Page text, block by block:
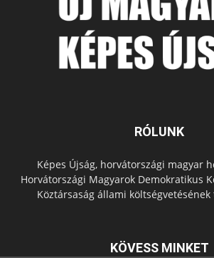
RÓLUNK
Képes Újság, horvátországi magyar
Horvátországi Magyarok Demokratikus
Köztársaság állami
KÖVESS MINKET